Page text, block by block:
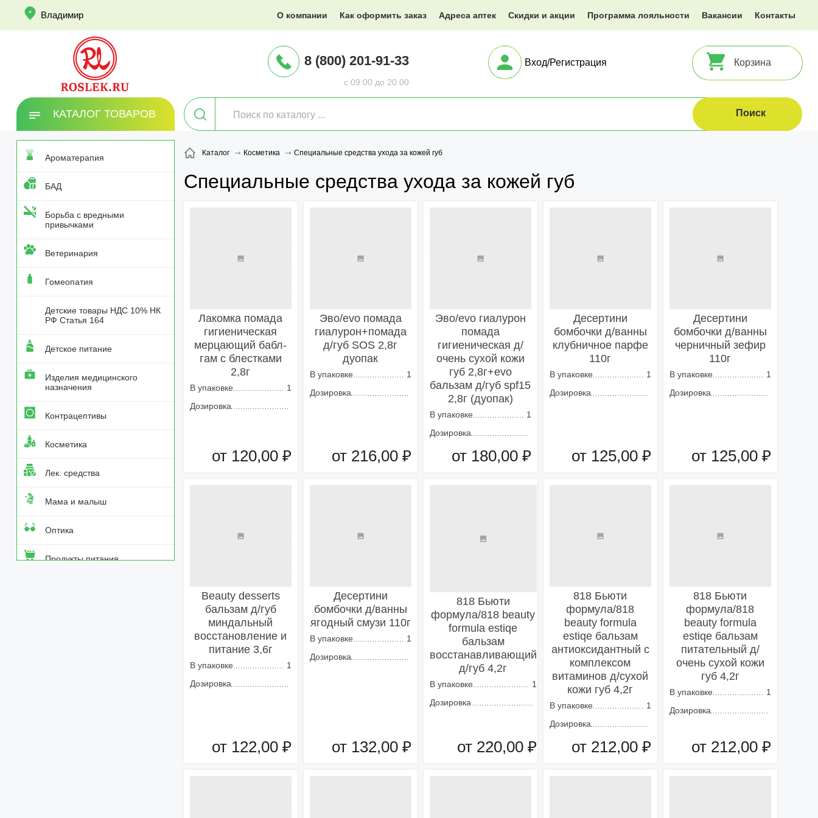
info@XXX.ru
О компании Как оформить заказ Адреса аптек Скидки и акции Программа лояльности Вакансии Контакты
с 09:00 до 20:00
8 (800) 201-91-33 Корзина
Вход/Регистрация
Владимир
КАТАЛОГ ТОВАРОВ
Ароматерапия
БАД
Борьба с вредными
привычками
Ветеринария
Гомеопатия
Детские товары НДС 10% НК
РФ Статья 164
Детское питание
Изделия медицинского
назначения
Контрацептивы
Косметика
Лек. средства
Мама и малыш
Оптика
Продукты питания
Каталог Косметика Специальные средства ухода за кожей губ
Специальные средства ухода за кожей губ
Лакомка помада
гигиеническая
мерцающий бабл-
гам с блестками
2,8г
В упаковке
1
Дозировка
от 120,00 ₽
Эво/evo помада
гиалурон+помада
д/губ SOS 2,8г
дуопак
В упаковке
1
Дозировка
от 216,00 ₽
Эво/evo гиалурон
помада
гигиеническая д/
очень сухой кожи
губ 2,8г+evo
бальзам д/губ spf15
2,8г (дуопак)
В упаковке
1
Дозировка
от 180,00 ₽
Десертини
бомбочки д/ванны
клубничное парфе
110г
В упаковке
1
Дозировка
от 125,00 ₽
Десертини
бомбочки д/ванны
черничный зефир
110г
В упаковке
1
Дозировка
от 125,00 ₽
Beauty desserts
бальзам д/губ
миндальный
восстановление и
питание 3,6г
В упаковке
1
Дозировка
от 122,00 ₽
Десертини
бомбочки д/ванны
ягодный смузи 110г
В упаковке
1
Дозировка
от 132,00 ₽
818 Бьюти
формула/818 beauty
formula estiqe
бальзам
восстанавливающий
д/губ 4,2г
В упаковке
1
Дозировка
от 220,00 ₽
818 Бьюти
формула/818
beauty formula
estiqe бальзам
антиоксидантный с
комплексом
витаминов д/сухой
кожи губ 4,2г
В упаковке
1
Дозировка
от 212,00 ₽
818 Бьюти
формула/818
beauty formula
estiqe бальзам
питательный д/
очень сухой кожи
губ 4,2г
В упаковке
1
Дозировка
от 212,00 ₽